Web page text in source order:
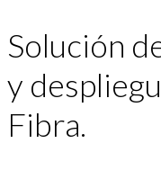
Solución
y
Fibra.